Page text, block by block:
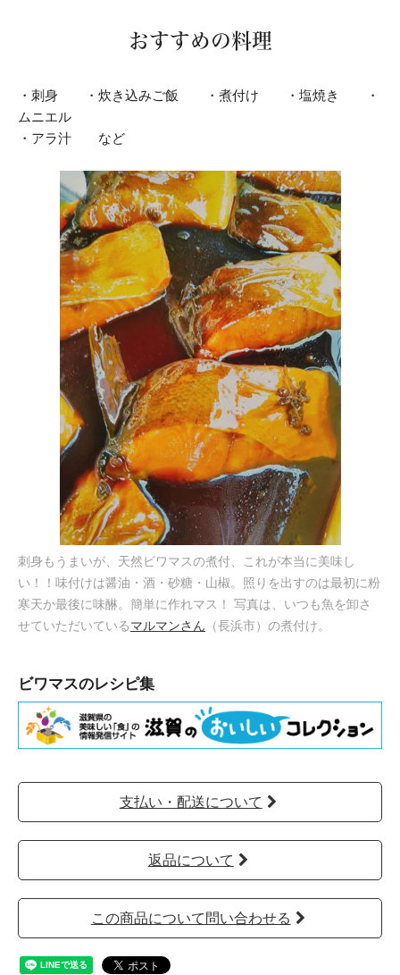
おすすめの料理
・刺身 ・炊き込みご飯 ・煮付け ・塩焼き ・
ムニエル
・アラ汁 など
刺身もうまいが、天然ビワマスの煮付、これが本当に美味し
い！！味付けは醤油・酒・砂糖・山椒。照りを出すのは最初に粉
寒天か最後に味醂。簡単に作れマス！ 写真は、いつも魚を卸さ
せていただいている マルマンさん （長浜市）の煮付け。
ビワマスのレシピ集
支払い・配送について
返品について
この商品について問い合わせる